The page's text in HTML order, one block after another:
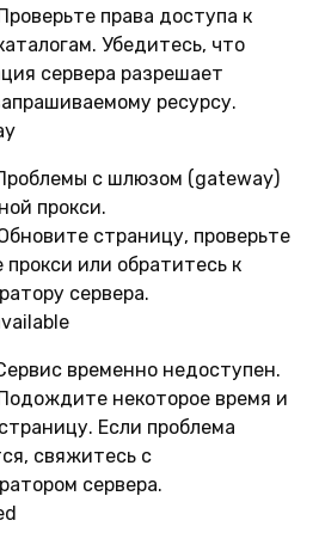
права доступа к
Убедитесь, что
сервера разрешает
ресурсу.
с шлюзом (gateway)
прокси.
страницу, проверьте
прокси или обратитесь к
сервера.
временно недоступен.
некоторое время и
Если проблема
свяжитесь с
сервера.